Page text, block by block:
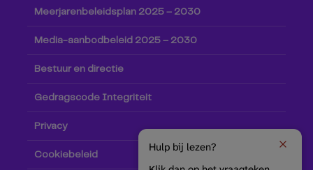
Meerjarenbeleidsplan 2025 – 2030
Media-aanbodbeleid 2025 – 2030
Bestuur en directie
Gedragscode Integriteit
Privacy
Cookiebeleid
Hulp bij lezen?